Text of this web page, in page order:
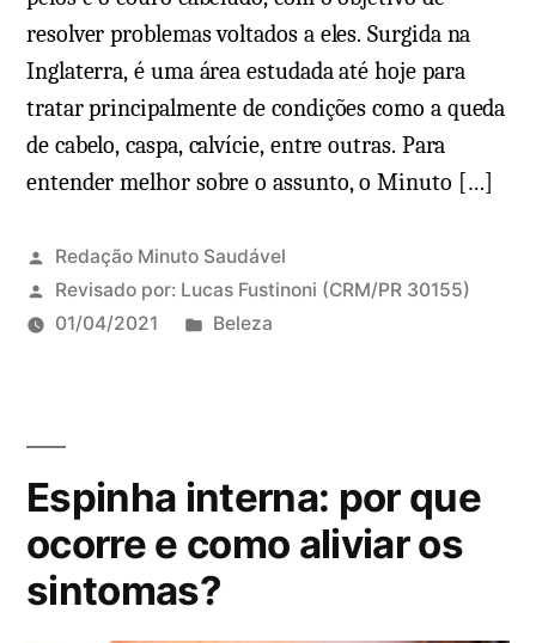
resolver problemas voltados a eles. Surgida na
Inglaterra, é uma área estudada até hoje para
tratar principalmente de condições como a queda
de cabelo, caspa, calvície, entre outras. Para
entender melhor sobre o assunto, o Minuto […]
Redação Minuto Saudável
Revisado por: Lucas Fustinoni (CRM/PR 30155)
01/04/2021
P
c
d
o
Beleza
Espinha interna: por que
ocorre e como aliviar os
sintomas?